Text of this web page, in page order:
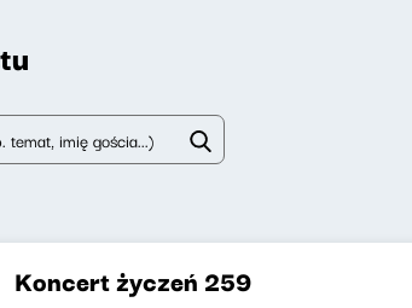
Koncert życzeń 259